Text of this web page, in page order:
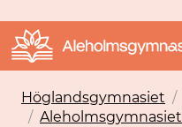
Höglandsgymnasiet /
/ Aleholmsgymnasiet